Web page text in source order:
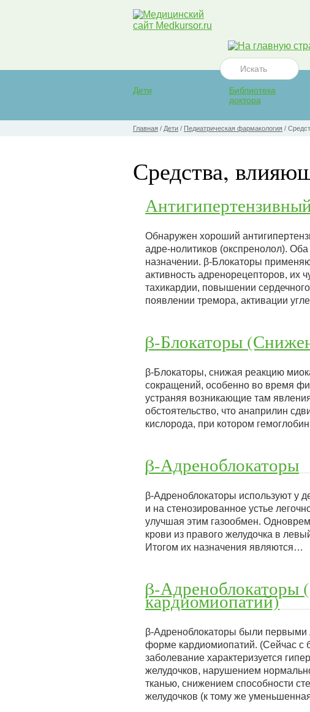
Дети
Библиотека
доктора
Главная / Дети / Педиатрическая фармакология /
Средства,
Обнаружен хороший
адре-нолитиков (окспренолол).
назначении. β-Блокаторы
активность адренорецепторов, их
тахикардии, повышении
появлении тремора, активации
β-Блокаторы
β-Блокаторы, снижая реакцию
сокращений, особенно во время
устраняя возникающие там
обстоятельство, что анаприлин
кислорода, при котором
β-Адреноблокаторы
β-Адреноблокаторы используют у
и на стенозированное устье
улучшая этим газообмен.
крови из правого желудочка в
Итогом их назначения являются…
β-Адреноблокаторы
кардиомиопатий)
β-Адреноблокаторы были первыми
форме кардиомиопатий. (Сейчас с
заболевание характеризуется
желудочков, нарушением
тканью, снижением способности
желудочков (к тому же